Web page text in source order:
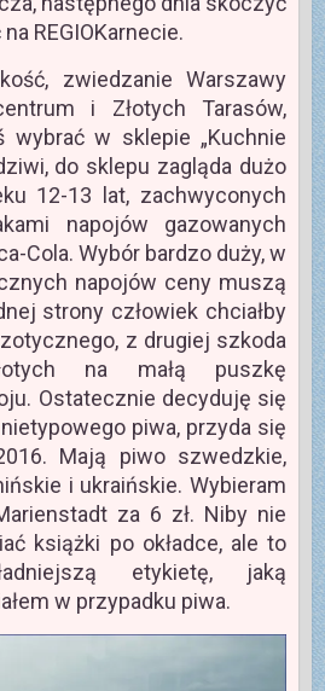
REGIOKarnecie.
zwiedzanie Warszawy
i Złotych Tarasów,
wybrać w sklepie „Kuchnie
do sklepu zagląda dużo
12-13 lat, zachwyconych
napojów gazowanych
Cola. Wybór bardzo duży, w
napojów ceny muszą
strony człowiek chciałby
z drugiej szkoda
na małą puszkę
Ostatecznie decyduję się
piwa, przyda się
Mają piwo szwedzkie,
i ukraińskie. Wybieram
za 6 zł. Niby nie
książki po okładce, ale to
etykietę, jaką
w przypadku piwa.